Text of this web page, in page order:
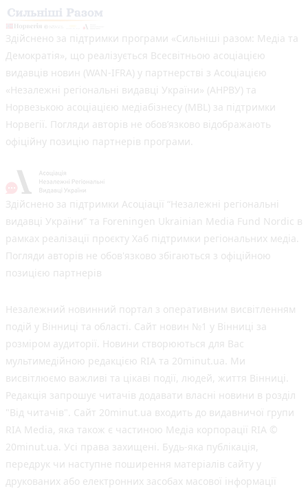
Здійснено за підтримки програми «Сильніші разом: Медіа та
Демократія», що реалізується Всесвітньою асоціацією
видавців новин (WAN-IFRA) у партнерстві з Асоціацією
«Незалежні регіональні видавці України» (АНРВУ) та
Норвезькою асоціацією медіабізнесу (MBL) за підтримки
Норвегії. Погляди авторів не обов’язково відображають
офіційну позицію партнерів програми.
Здійснено за підтримки Асоціації “Незалежні регіональні
видавці України” та Foreningen Ukrainian Media Fund Nordic в
рамках реалізації проєкту Хаб підтримки регіональних медіа.
Погляди авторів не обов'язково збігаються з офіційною
позицією партнерів
Незалежний новинний портал з оперативним висвітленням
подій у Вінниці та області. Сайт новин №1 у Вінниці за
розміром аудиторії. Новини створюються для Вас
мультимедійною редакцією RIA та 20minut.ua. Ми
висвітлюємо важливі та цікаві події, людей, життя Вінниці.
Редакція запрошує читачів додавати власні новини в розділ
"Від читачів". Сайт 20minut.ua входить до видавничої групи
RIA Media, яка також є частиною Медіа корпорації RIA ©
20minut.ua. Усі права захищені. Будь-яка публiкацiя,
передрук чи наступне поширення матеріалів сайту у
друкованих або електронних засобах масової інформації